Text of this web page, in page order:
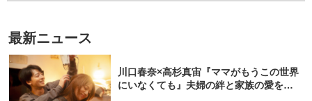
最新ニュース
川口春奈×高杉真宙『ママがもうこの世界
にいなくても』夫婦の絆と家族の愛を映